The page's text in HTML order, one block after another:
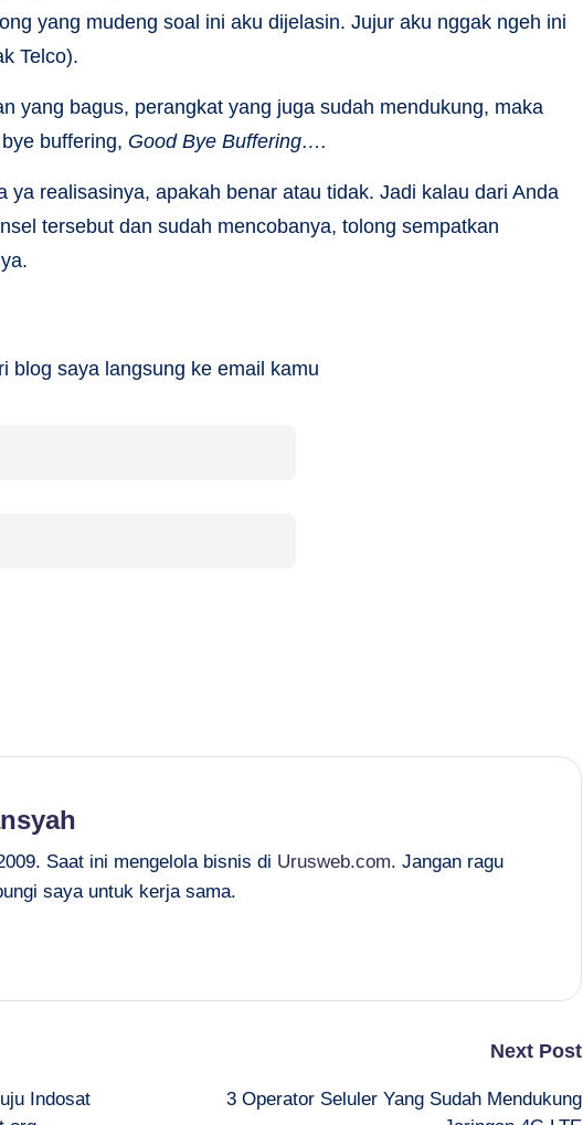
yang mudeng soal ini aku dijelasin. Jujur aku nggak ngeh ini
Telco).
yang bagus, perangkat yang juga sudah mendukung, maka
buffering, Good Bye Buffering….
ya realisasinya, apakah benar atau tidak. Jadi kalau dari Anda
tersebut dan sudah mencobanya, tolong sempatkan
blog saya langsung ke email kamu
Saat ini mengelola bisnis di Urusweb.com. Jangan ragu
saya untuk kerja sama.
Indosat
Next Post
3 Operator Seluler Yang Sudah Mendukung